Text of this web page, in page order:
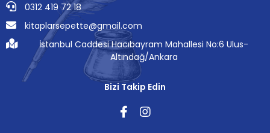
0312 419 72 18
kitaplarsepette@gmail.com
İstanbul Caddesi Hacıbayram Mahallesi No:6 Ulus-
Altındağ/Ankara
Bizi Takip Edin